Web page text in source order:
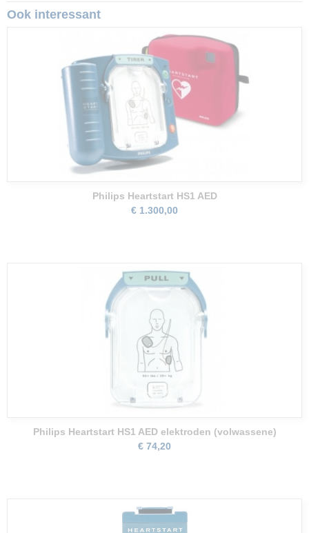
Ook interessant
Philips Heartstart HS1 AED
€ 1.300,00
Philips Heartstart HS1 AED elektroden (volwassene)
€ 74,20